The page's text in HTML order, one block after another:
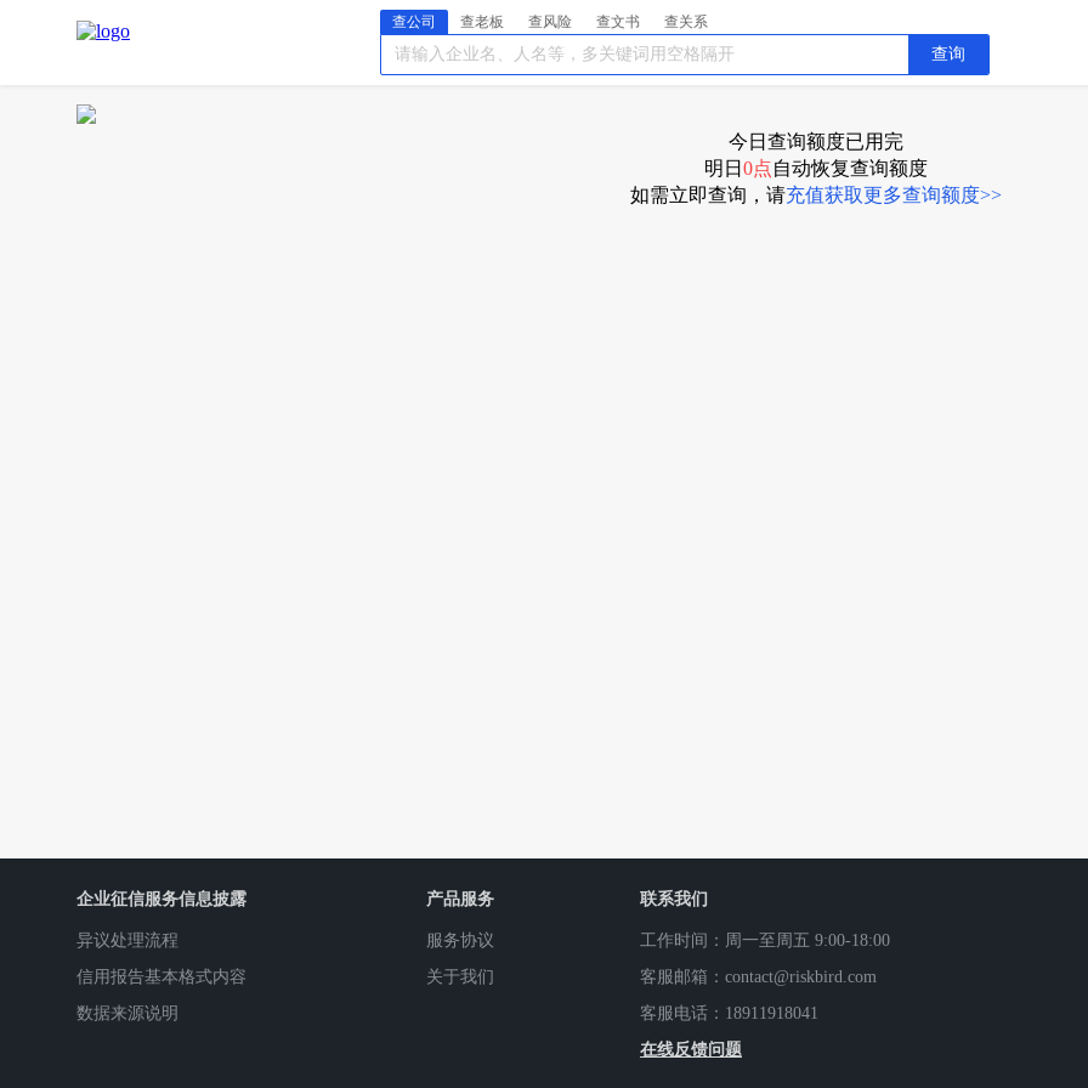
查公司 查老板 查风险 查文书 查关系
查询
今日查询额度已用完
明日 0点自动恢复查询额度
如需立即查询，请充值获取更多查询额度>>
企业征信服务信息披露
异议处理流程
信用报告基本格式内容
数据来源说明
产品服务
服务协议
关于我们
联系我们
工作时间：周一至周五 9:00-18:00
客服邮箱：contact@riskbird.com
客服电话：18911918041
在线反馈问题